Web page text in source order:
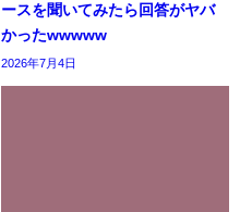
ースを聞いてみたら回答がヤバ
かったwwwww
2026年7月4日